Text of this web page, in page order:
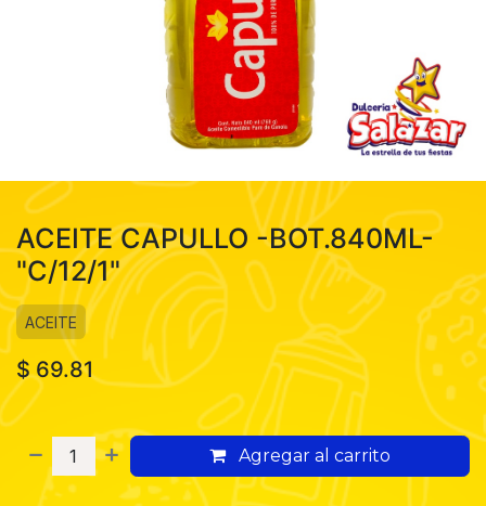
ACEITE CAPULLO -BOT.840ML-
"C/12/1"
ACEITE
$69.81
Agregar al carrito